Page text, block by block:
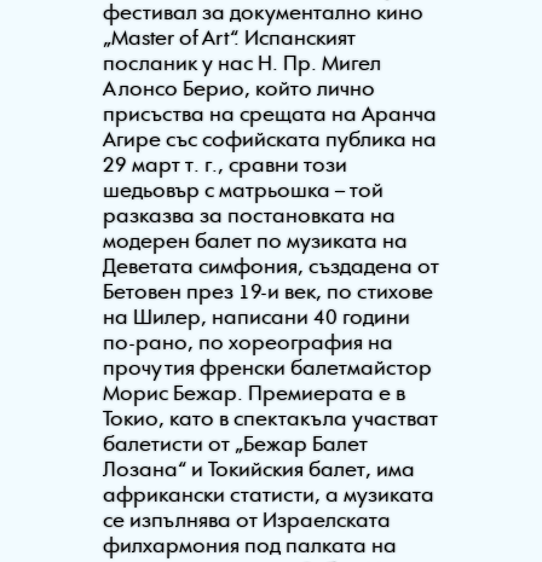
фестивал за документално кино
„Master of Art“. Испанският
посланик у нас Н. Пр. Мигел
Алонсо Берио, който лично
присъства на срещата на Аранча
Агире със софийската публика на
29 март т. г., сравни този
шедьовър с матрьошка – той
разказва за постановката на
модерен балет по музиката на
Деветата симфония, създадена от
Бетовен през 19-и век, по стихове
на Шилер, написани 40 години
по-рано, по хореография на
прочутия френски балетмайстор
Морис Бежар. Премиерата е в
Токио, като в спектакъла участват
балетисти от „Бежар Балет
Лозана“ и Токийския балет, има
африкански статисти, а музиката
се изпълнява от Израелската
филхармония под палката на